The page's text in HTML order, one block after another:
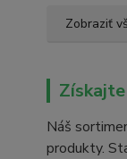
Zobraziť
Náš
produkty.